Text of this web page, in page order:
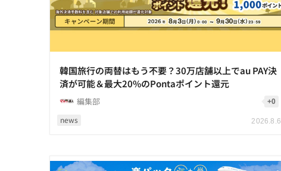
news 2026.8.6
韓国旅行の両替はもう不要？30万店舗以上でau PAY決
済が可能＆最大20%のPontaポイント還元
編集部 +0